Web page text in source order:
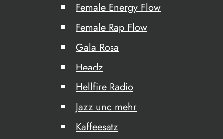
Female Energy Flow
Female Rap Flow
Gala Rosa
Headz
Hellfire Radio
Jazz und mehr
Kaffeesatz